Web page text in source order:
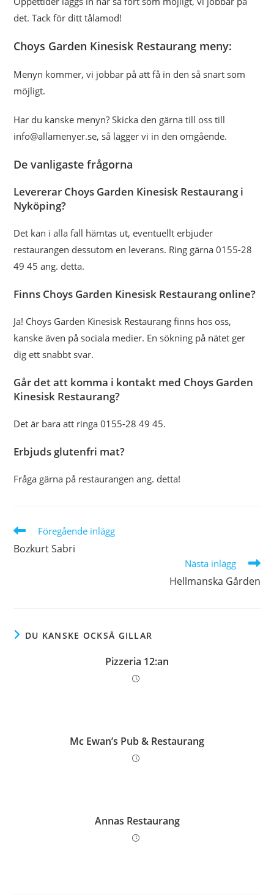
det. Tack för ditt tålamod!
Choys Garden Kinesisk Restaurang meny:
Menyn kommer, vi jobbar på att få in den så snart som
möjligt.
Har du kanske menyn? Skicka den gärna till oss till
info@allamenyer.se, så lägger vi in den omgående.
De vanligaste frågorna
Levererar Choys Garden Kinesisk Restaurang i
Nyköping?
Det kan i alla fall hämtas ut, eventuellt erbjuder
restaurangen dessutom en leverans. Ring gärna 0155-28
49 45 ang. detta.
Finns Choys Garden Kinesisk Restaurang online?
Ja! Choys Garden Kinesisk Restaurang finns hos oss,
kanske även på sociala medier. En sökning på nätet ger
dig ett snabbt svar.
Går det att komma i kontakt med Choys Garden
Kinesisk Restaurang?
Det är bara att ringa 0155-28 49 45.
Erbjuds glutenfri mat?
Fråga gärna på restaurangen ang. detta!
Läs
artiklar
Föregående inlägg
Bozkurt Sabri
Nästa inlägg
Hellmanska Gården
DU KANSKE OCKSÅ GILLAR
Pizzeria 12:an
Mc Ewan’s Pub & Restaurang
Annas Restaurang